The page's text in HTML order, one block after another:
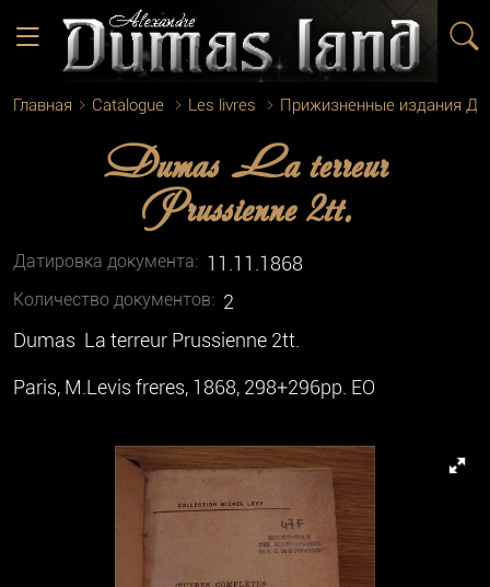
Главная Catalogue Les livres Прижизненные издания
Dumas La terreur
Prussienne 2tt.
Датировка документа: 11.11.1868
Количество документoв: 2
Dumas La terreur Prussienne 2tt.
Paris, M.Levis freres, 1868, 298+296pp. EO